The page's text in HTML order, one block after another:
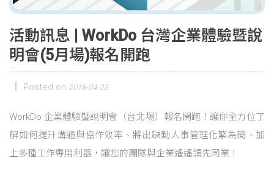
活動訊息 | WorkDo 台灣企業體驗暨說
明會(5月場)報名開跑
Posted on 2018-04-23
WorkDo 企業體驗暨說明會（台北場）報名開跑！讓你全方位了
解如何提升溝通與協作效率、將出缺勤人事管理化繁為簡、加
上多種工作專用利器，讓您的團隊與企業遙遙領先同業！